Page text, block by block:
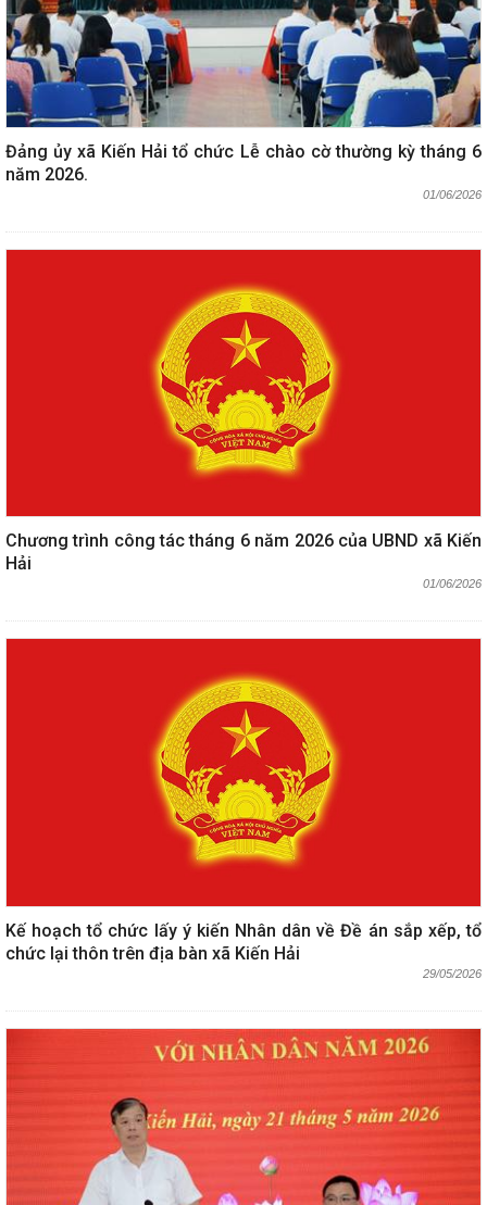
Đảng ủy xã Kiến Hải tổ chức Lễ chào cờ thường kỳ tháng 6
năm 2026.
01/06/2026
Chương trình công tác tháng 6 năm 2026 của UBND xã Kiến
Hải
01/06/2026
Kế hoạch tổ chức lấy ý kiến Nhân dân về Đề án sắp xếp, tổ
chức lại thôn trên địa bàn xã Kiến Hải
29/05/2026